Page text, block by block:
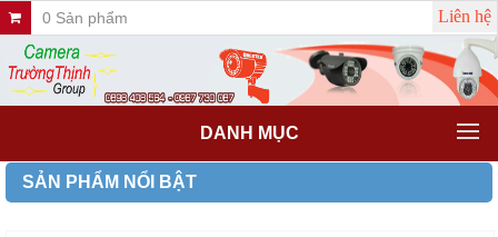
0 Sản phẩm Liên hệ
DANH MỤC
SẢN PHẨM NỔI BẬT